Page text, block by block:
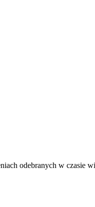
odebranych w czasie